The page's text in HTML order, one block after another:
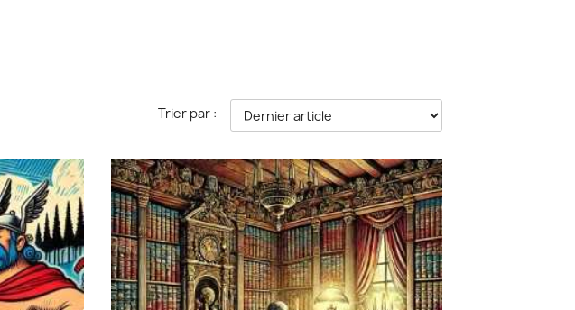
Trier par :